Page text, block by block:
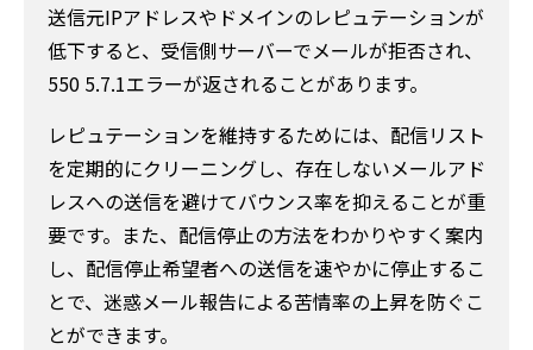
送信元IPアドレスやドメインのレピュテーションが
低下すると、受信側サーバーでメールが拒否され、
550 5.7.1エラーが返されることがあります。
レピュテーションを維持するためには、配信リスト
を定期的にクリーニングし、存在しないメールアド
レスへの送信を避けてバウンス率を抑えることが重
要です。また、配信停止の方法をわかりやすく案内
し、配信停止希望者への送信を速やかに停止するこ
とで、迷惑メール報告による苦情率の上昇を防ぐこ
とができます。